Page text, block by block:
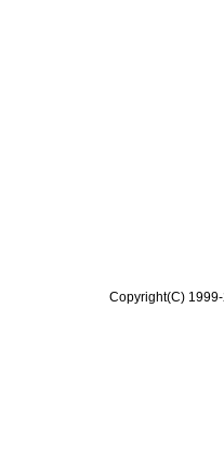
Copyright(C)